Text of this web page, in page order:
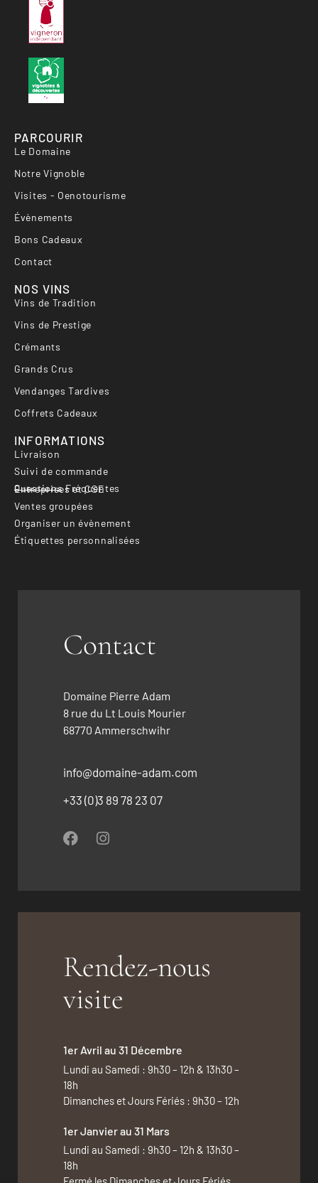
PARCOURIR
Le Domaine
Notre Vignoble
Visites - Oenotourisme
Évènements
Bons Cadeaux
Contact
NOS VINS
Vins de Tradition
Vins de Prestige
Crémants
Grands Crus
Vendanges Tardives
Coffrets Cadeaux
INFORMATIONS
Livraison
Suivi de commande
Questions Fréquentes
Entreprises et CSE
Ventes groupées
Organiser un évènement
Étiquettes personnalisées
Contact
Domaine Pierre Adam
8 rue du Lt Louis Mourier
68770 Ammerschwihr
info@domaine-adam.com
+33 (0)3 89 78 23 07
Rendez-nous
visite
1er Avril au 31 Décembre
Lundi au Samedi : 9h30 – 12h & 13h30 –
18h
Dimanches et Jours Fériés : 9h30 – 12h
1er Janvier au 31 Mars
Lundi au Samedi : 9h30 – 12h & 13h30 –
18h